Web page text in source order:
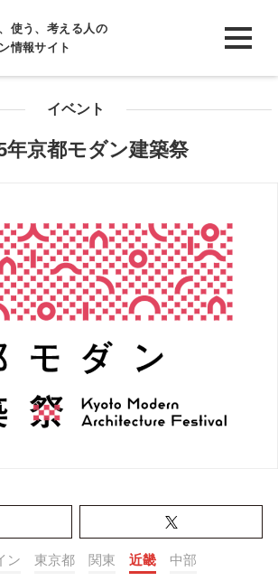
使う、考える人の
情報サイト
イベント
年京都モダン建築祭
ン 東京都 関東 近畿 中部